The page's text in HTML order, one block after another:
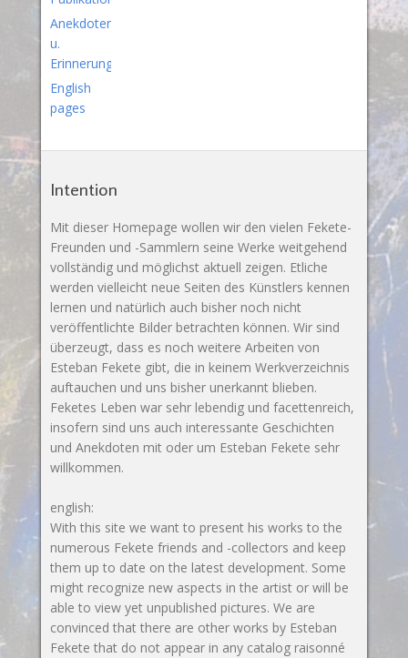
Anekdoten
u.
Erinnerungen
English
pages
Intention
Mit dieser Homepage wollen wir den vielen Fekete-
Freunden und -Sammlern seine Werke weitgehend
vollständig und möglichst aktuell zeigen. Etliche
werden vielleicht neue Seiten des Künstlers kennen
lernen und natürlich auch bisher noch nicht
veröffentlichte Bilder betrachten können. Wir sind
überzeugt, dass es noch weitere Arbeiten von
Esteban Fekete gibt, die in keinem Werkverzeichnis
auftauchen und uns bisher unerkannt blieben.
Feketes Leben war sehr lebendig und facettenreich,
insofern sind uns auch interessante Geschichten
und Anekdoten mit oder um Esteban Fekete sehr
willkommen.
english:
With this site we want to present his works to the
numerous Fekete friends and -collectors and keep
them up to date on the latest development. Some
might recognize new aspects in the artist or will be
able to view yet unpublished pictures. We are
convinced that there are other works by Esteban
Fekete that do not appear in any catalog raisonné